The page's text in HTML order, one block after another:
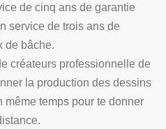
de cinq ans de garantie
service de trois ans de
de bâche.
créateurs professionnelle de
la production des dessins
temps pour te donner